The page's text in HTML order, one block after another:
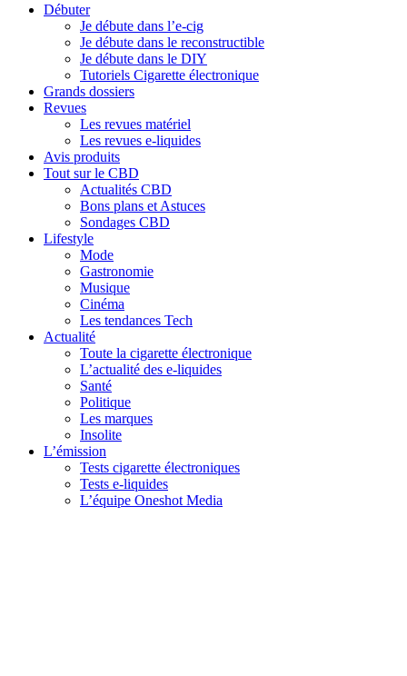
Débuter
Je débute dans l’e-cig
Je débute dans le reconstructible
Je débute dans le DIY
Tutoriels Cigarette électronique
Grands dossiers
Revues
Les revues matériel
Les revues e-liquides
Avis produits
Tout sur le CBD
Actualités CBD
Bons plans et Astuces
Sondages CBD
Lifestyle
Mode
Gastronomie
Musique
Cinéma
Les tendances Tech
Actualité
Toute la cigarette électronique
L’actualité des e-liquides
Santé
Politique
Les marques
Insolite
L’émission
Tests cigarette électroniques
Tests e-liquides
L’équipe Oneshot Media